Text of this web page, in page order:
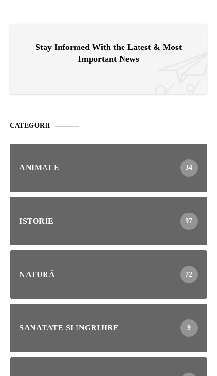
Stay Informed With the Latest & Most
Important News
CATEGORII
ANIMALE 34
ISTORIE 97
NATURĂ 72
SANATATE SI INGRIJIRE 9